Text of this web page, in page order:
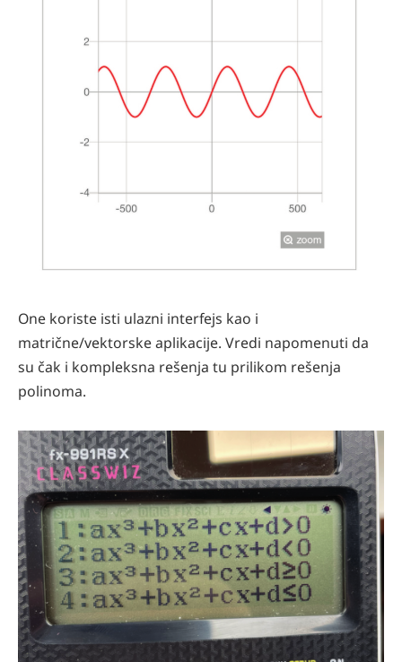
One koriste isti ulazni interfejs kao i
matrične/vektorske aplikacije. Vredi napomenuti da
su čak i kompleksna rešenja tu prilikom rešenja
polinoma.